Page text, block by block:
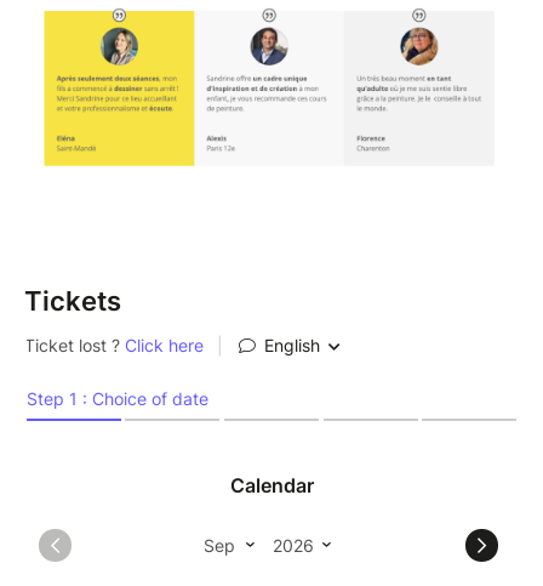
(autre participant ou autre date). Offre valable
jusqu'au 1er octobre.
Les dimanches sont très demandés. Pensez à
Tickets